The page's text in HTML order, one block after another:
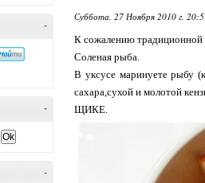
-
-
-
Суббота, 27 Ноября 2010 г.
К сожалению традиционной
Соленая рыба.
В уксусе маринуете рыбу
сахара,сухой и молотой
ЩИКЕ.